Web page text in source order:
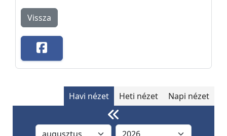
Vissza
Havi nézet Heti nézet Napi nézet